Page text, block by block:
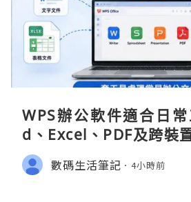
WPS辦公軟件適合日
d、Excel、PDF及跨裝
數碼生活筆記 4小時前